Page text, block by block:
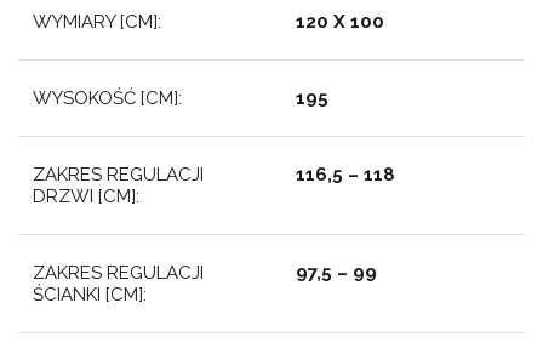
WYMIARY [CM]: 120 X 100
WYSOKOŚĆ [CM]: 195
ZAKRES REGULACJI
DRZWI [CM]:
116,5 – 118
ZAKRES REGULACJI
ŚCIANKI [CM]:
97,5 – 99